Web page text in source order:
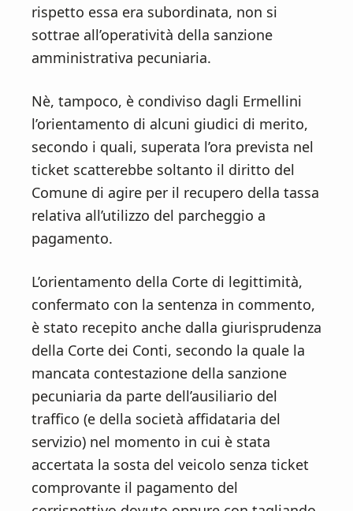
rispetto essa era subordinata, non si
sottrae all’operatività della sanzione
amministrativa pecuniaria.
Nè, tampoco, è condiviso dagli Ermellini
l’orientamento di alcuni giudici di merito,
secondo i quali, superata l’ora prevista nel
ticket scatterebbe soltanto il diritto del
Comune di agire per il recupero della tassa
relativa all’utilizzo del parcheggio a
pagamento.
L’orientamento della Corte di legittimità,
confermato con la sentenza in commento,
è stato recepito anche dalla giurisprudenza
della Corte dei Conti, secondo la quale la
mancata contestazione della sanzione
pecuniaria da parte dell’ausiliario del
traffico (e della società affidataria del
servizio) nel momento in cui è stata
accertata la sosta del veicolo senza ticket
comprovante il pagamento del